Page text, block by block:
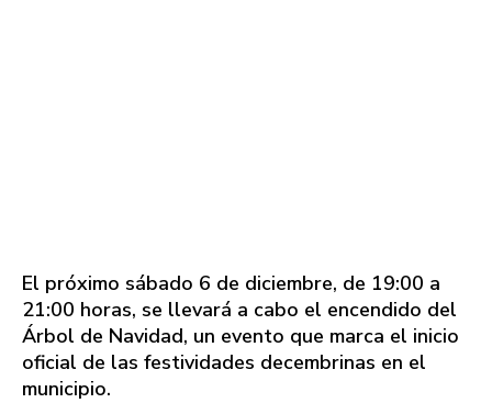
El próximo sábado 6 de diciembre, de 19:00 a
21:00 horas, se llevará a cabo el encendido del
Árbol de Navidad, un evento que marca el inicio
oficial de las festividades decembrinas en el
municipio.